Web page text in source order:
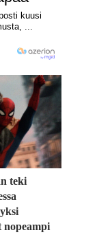
teki
nopeampi